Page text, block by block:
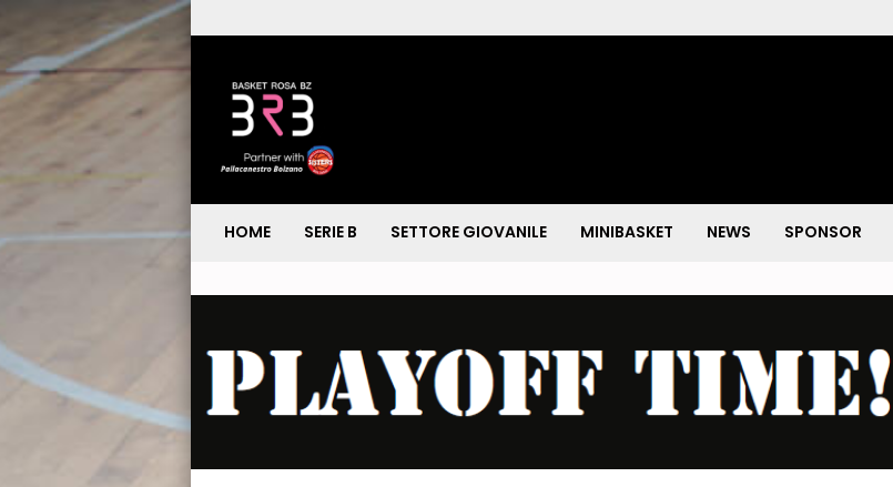
HOME SERIE B SETTORE GIOVANILE MINIBASKET NEWS SPONSOR